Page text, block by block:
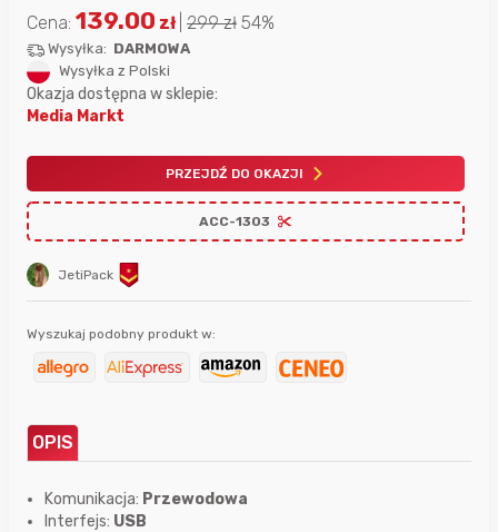
JetiPack
Cena: 139.00 zł 299zł 54%
Wysyłka: DARMOWA
Wysyłka z Polski
Okazja dostępna w sklepie:
Media Markt
PRZEJDŹ DO OKAZJI
ACC-1303
Wyszukaj podobny produkt w:
OPIS
Komunikacja: Przewodowa
Interfejs: USB